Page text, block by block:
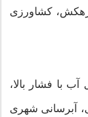
زهکش، کشاورزی
انتقال آب با فشار بالا،
آبرسانی شهری